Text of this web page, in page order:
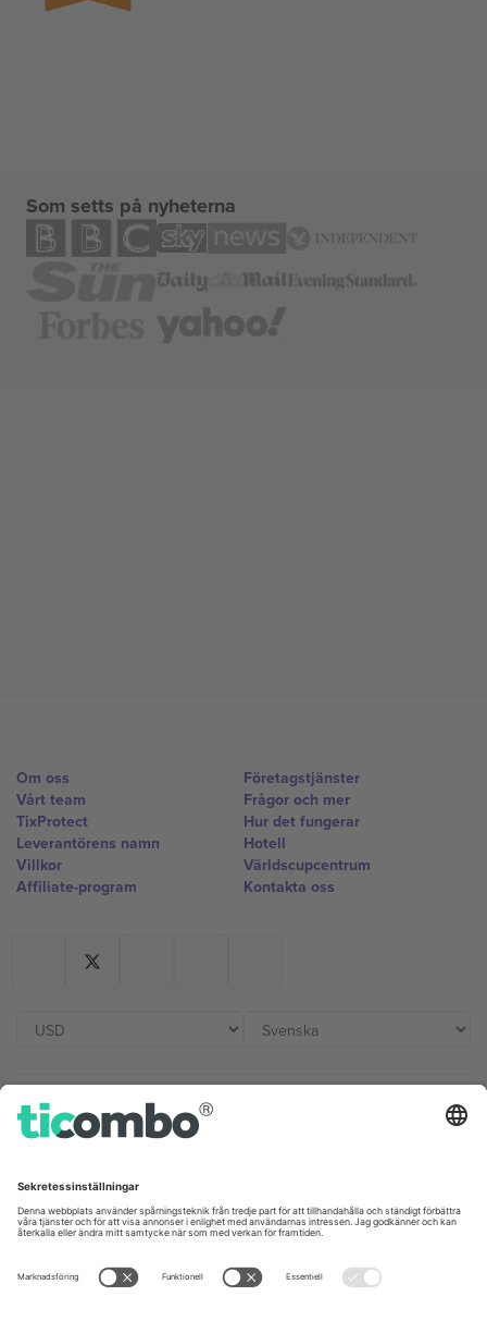
Som setts på nyheterna
Om oss
Vårt team
TixProtect
Leverantörens namn
Villkor
Affiliate-program
Företagstjänster
Frågor och mer
Hur det fungerar
Hotell
Världscupcentrum
Kontakta oss
Kontor och support
Unter den Linden 24, 10117
Berlin, Germany
London, EC1V 1AW, United
Kingdom
United States
Switzerland